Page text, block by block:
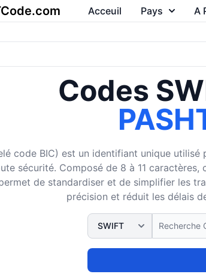
Acceuil Pays A
Codes
code BIC) est un identifiant unique
sécurité. Composé de 8 à 11
de standardiser et de simplifier les
précision et réduit les délais